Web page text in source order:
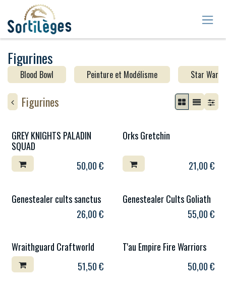
Se rendre au contenu
Figurines
Blood Bowl Peinture et Modélisme Star Wars
Figurines
GREY KNIGHTS PALADIN
SQUAD
50,00€
Orks Gretchin
21,00€
Genestealer cults sanctus
26,00€
Genestealer Cults Goliath
55,00€
Wraithguard Craftworld
51,50€
T'au Empire Fire Warriors
50,00€